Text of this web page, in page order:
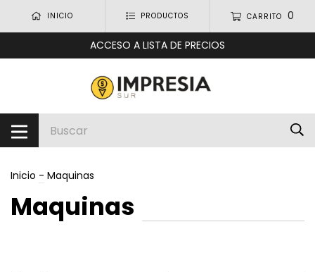
INICIO PRODUCTOS CARRITO 0
ACCESO A LISTA DE PRECIOS
Inicio - Maquinas
Maquinas